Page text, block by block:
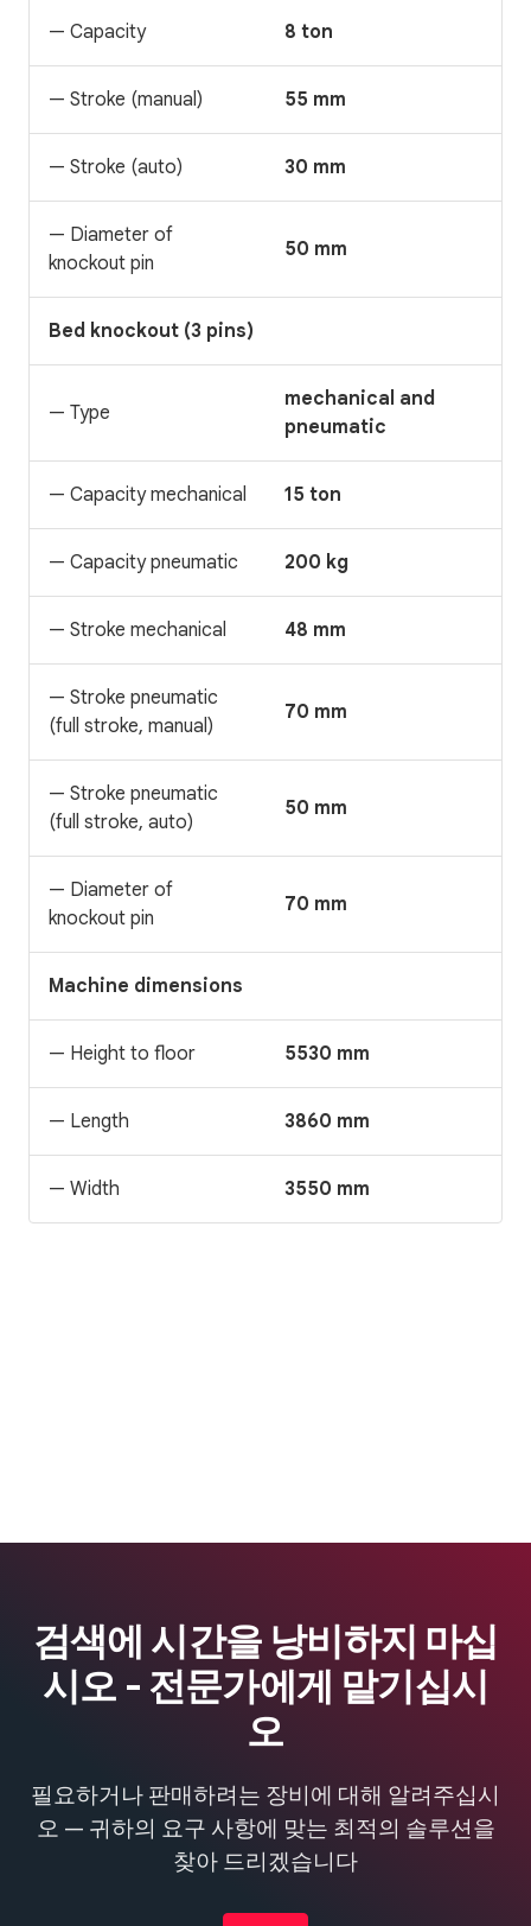
— Capacity 8 ton
— Stroke (manual) 55 mm
— Stroke (auto) 30 mm
— Diameter of
knockout pin
50 mm
Bed knockout (3 pins)
— Type
mechanical and
pneumatic
— Capacity mechanical 15 ton
— Capacity pneumatic 200 kg
— Stroke mechanical 48 mm
— Stroke pneumatic
(full stroke, manual)
70 mm
— Stroke pneumatic
(full stroke, auto)
50 mm
— Diameter of
knockout pin
70 mm
Machine dimensions
— Height to floor 5530 mm
— Length 3860 mm
— Width 3550 mm
검색에 시간을 낭비하지 마십
시오 - 전문가에게 맡기십시
오
필요하거나 판매하려는 장비에 대해 알려주십시
오 — 귀하의 요구 사항에 맞는 최적의 솔루션을
찾아 드리겠습니다